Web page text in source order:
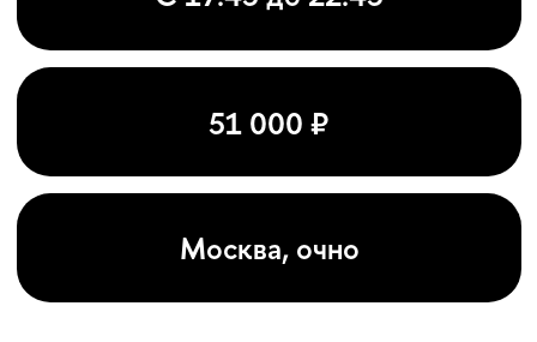
ТЕХНИКУ
НА ПРАКТИКЕ:
ОТ НАСТРОЙКИ
ТЕЛА И ДЫХАНИЯ —
К РАБОТЕ
С ПАРТНЁРОМ,